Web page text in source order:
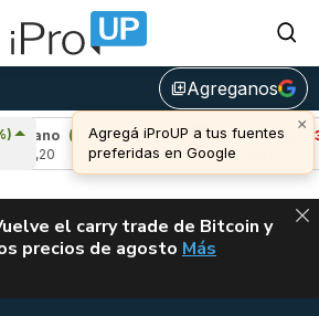
library_addAgreganos
×
Agregá iProUP a tus fuentes
preferidas en Google
(2,72%)
Avalanche (-
u$s 6,41
ALERTA
el carry trade de Bitcoin y
precios de agosto VUELVE EL
Más